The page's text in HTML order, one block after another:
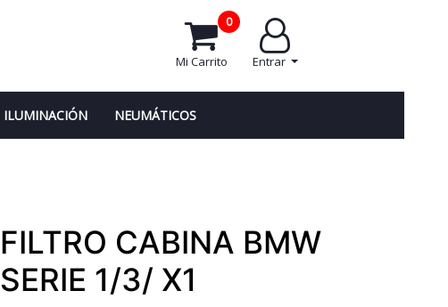
Entrar
Mi Carrito
0
ILUMINACIÓN NEUMÁTICOS
FILTRO CABINA BMW
SERIE 1/3/ X1